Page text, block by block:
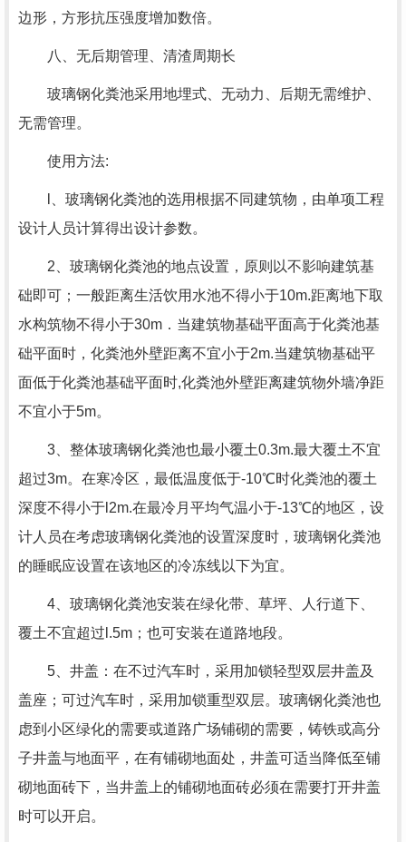
边形，方形抗压强度增加数倍。
八、无后期管理、清渣周期长
玻璃钢化粪池采用地埋式、无动力、后期无需维护、
无需管理。
使用方法:
l、玻璃钢化粪池的选用根据不同建筑物，由单项工程
设计人员计算得出设计参数。
2、玻璃钢化粪池的地点设置，原则以不影响建筑基
础即可；一般距离生活饮用水池不得小于10m.距离地下取
水构筑物不得小于30m．当建筑物基础平面高于化粪池基
础平面时，化粪池外壁距离不宜小于2m.当建筑物基础平
面低于化粪池基础平面时,化粪池外壁距离建筑物外墙净距
不宜小于5m。
3、整体玻璃钢化粪池也最小覆土0.3m.最大覆土不宜
超过3m。在寒冷区，最低温度低于-10℃时化粪池的覆土
深度不得小于l2m.在最冷月平均气温小于-13℃的地区，设
计人员在考虑玻璃钢化粪池的设置深度时，玻璃钢化粪池
的睡眠应设置在该地区的冷冻线以下为宜。
4、玻璃钢化粪池安装在绿化带、草坪、人行道下、
覆土不宜超过l.5m；也可安装在道路地段。
5、井盖：在不过汽车时，采用加锁轻型双层井盖及
盖座；可过汽车时，采用加锁重型双层。玻璃钢化粪池也
虑到小区绿化的需要或道路广场铺砌的需要，铸铁或高分
子井盖与地面平，在有铺砌地面处，井盖可适当降低至铺
砌地面砖下，当井盖上的铺砌地面砖必须在需要打开井盖
时可以开启。